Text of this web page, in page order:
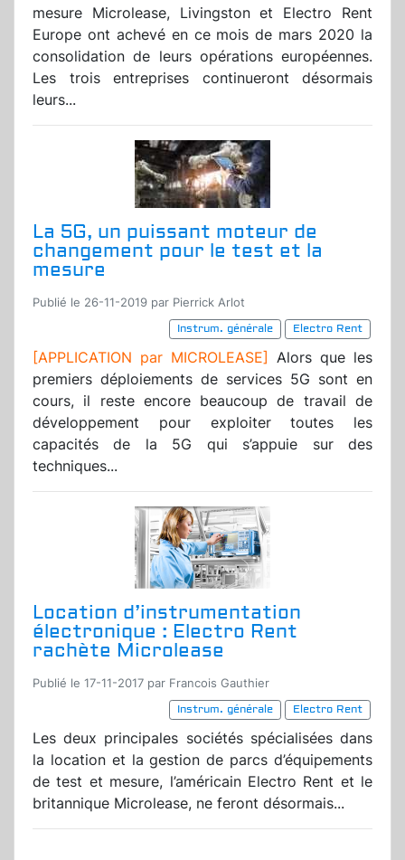
mesure Microlease, Livingston et Electro Rent
Europe ont achevé en ce mois de mars 2020 la
consolidation de leurs opérations européennes.
Les trois entreprises continueront désormais
leurs...
La 5G, un puissant moteur de
changement pour le test et la
mesure
Publié le 26-11-2019 par Pierrick Arlot
Instrum. générale
Electro Rent
[APPLICATION par MICROLEASE] Alors que les
premiers déploiements de services 5G sont en
cours, il reste encore beaucoup de travail de
développement pour exploiter toutes les
capacités de la 5G qui s’appuie sur des
techniques...
Location d’instrumentation
électronique : Electro Rent
rachète Microlease
Publié le 17-11-2017 par Francois Gauthier
Instrum. générale
Electro Rent
Les deux principales sociétés spécialisées dans
la location et la gestion de parcs d’équipements
de test et mesure, l’américain Electro Rent et le
britannique Microlease, ne feront désormais...